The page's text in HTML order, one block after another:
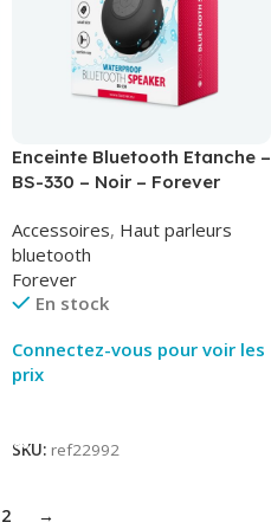
Enceinte Bluetooth Etanche –
BS-330 – Noir – Forever
Accessoires, Haut parleurs
bluetooth
Forever
En stock
Connectez-vous pour voir les
prix
SKU: ref22992
2 →